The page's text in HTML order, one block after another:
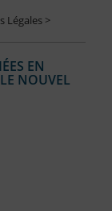
Légales >
EN
NOUVEL